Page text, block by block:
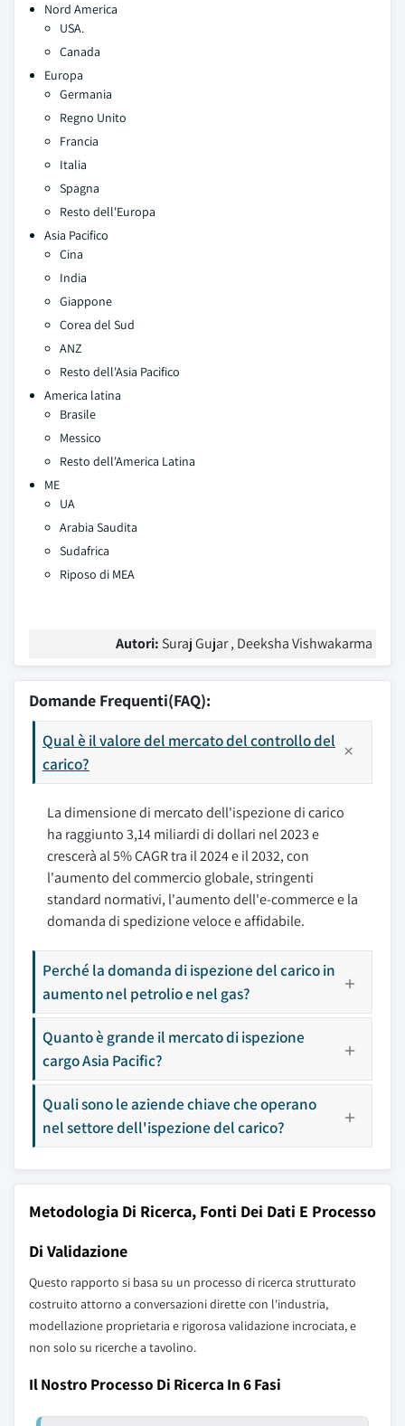
Nord America
USA.
Canada
Europa
Germania
Regno Unito
Francia
Italia
Spagna
Resto dell'Europa
Asia Pacifico
Cina
India
Giappone
Corea del Sud
ANZ
Resto dell'Asia Pacifico
America latina
Brasile
Messico
Resto dell'America Latina
ME
UA
Arabia Saudita
Sudafrica
Riposo di MEA
Autori: Suraj Gujar , Deeksha Vishwakarma
Domande Frequenti(FAQ):
Qual è il valore del mercato del controllo del
carico?
La dimensione di mercato dell'ispezione di carico
ha raggiunto 3,14 miliardi di dollari nel 2023 e
crescerà al 5% CAGR tra il 2024 e il 2032, con
l'aumento del commercio globale, stringenti
standard normativi, l'aumento dell'e-commerce e la
domanda di spedizione veloce e affidabile.
Perché la domanda di ispezione del carico in
aumento nel petrolio e nel gas?
Quanto è grande il mercato di ispezione
cargo Asia Pacific?
Quali sono le aziende chiave che operano
nel settore dell'ispezione del carico?
Metodologia Di Ricerca, Fonti Dei Dati E Processo
Di Validazione
Questo rapporto si basa su un processo di ricerca strutturato
costruito attorno a conversazioni dirette con l'industria,
modellazione proprietaria e rigorosa validazione incrociata, e
non solo su ricerche a tavolino.
Il Nostro Processo Di Ricerca In 6 Fasi